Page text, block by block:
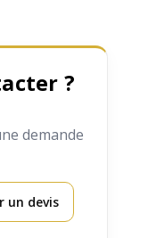
?
demande
un devis